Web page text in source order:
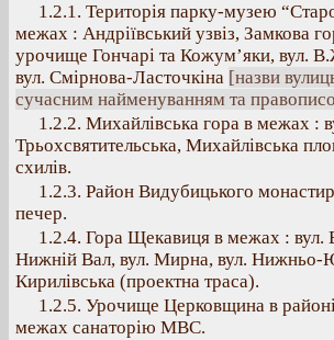
1.2.1. Територія парку-музею
межах : Андріївський узвіз, Замкова
урочище Гончарі та Кожум’яки, вул.
вул. Смірнова-Ласточкіна [назви
сучасним найменуванням та
1.2.2. Михайлівська гора в межах :
Трьохсвятительська, Михайлівська
схилів.
1.2.3. Район Видубицького
печер.
1.2.4. Гора Щекавиця в межах : вул.
Нижній Вал, вул. Мирна, вул. Нижньо-
Кирилівська (проектна траса).
1.2.5. Урочище Церковщина в
межах санаторію МВС.